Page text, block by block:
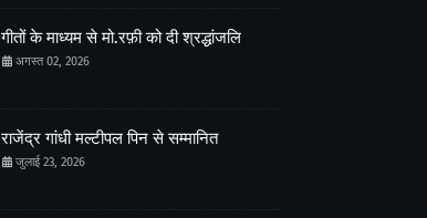
गीतों के माध्यम से मो.रफ़ी को दी श्रद्धांजलि
अगस्त 02, 2026
राजेंद्र गांधी मल्टीपल पिन से सम्मानित
जुलाई 23, 2026